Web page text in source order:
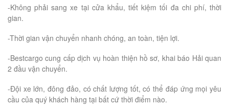
-Không phải sang xe tại cửa khẩu, tiết kiệm tối đa chi phí, thời
gian.
-Thời gian vận chuyển nhanh chóng, an toàn, tiện lợi.
-Bestcargo cung cấp dịch vụ hoàn thiện hồ sơ, khai báo Hải quan
2 đầu vận chuyển.
-Đội xe lớn, đông đảo, có chất lượng tốt, có thể đáp ứng mọi yêu
cầu của quý khách hàng tại bất cứ thời điểm nào.